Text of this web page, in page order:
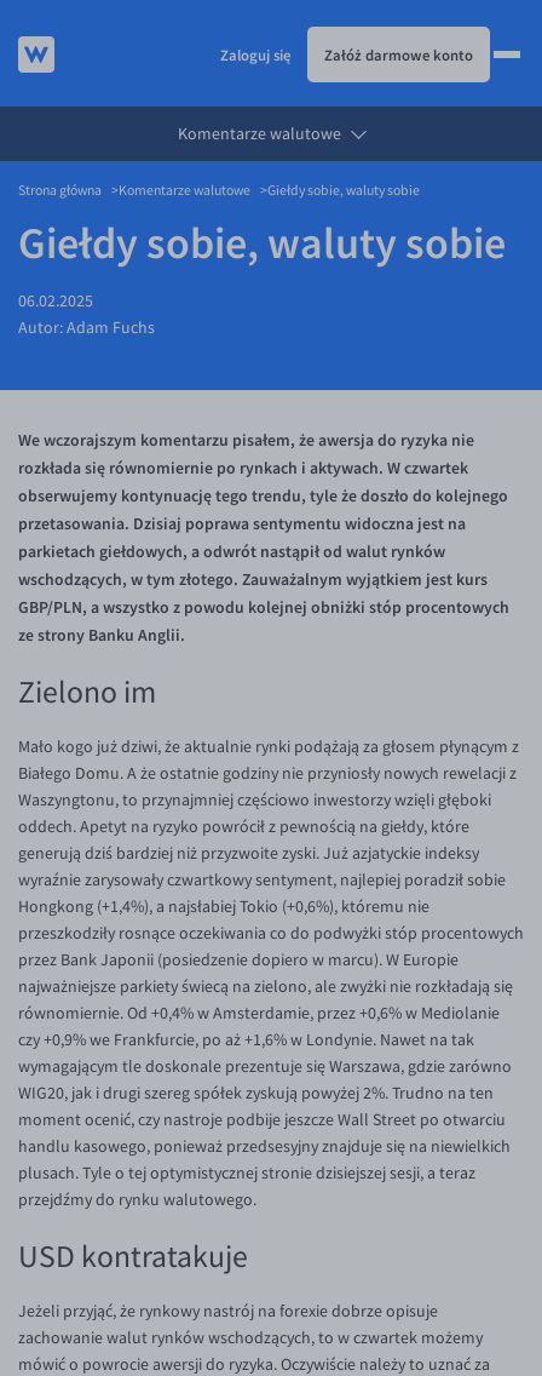
KURSY WALUT
Kursy walut
EUR/PLN
CHF/PLN
DKK/PLN
NOK/PLN
SEK/PLN
Inne pary walutowe
AUD/PLN
BGN/PLN
CAD/PLN
HKD/PLN
HUF/PLN
ILS/PLN
JPY/PLN
NZD/PLN
RON/PLN
SGD/PLN
TRY/PLN
ZAR/PLN
EUR/USD
EUR/GBP
EUR/CHF
EUR/CZK
EUR/NOK
EUR/SEK
KARTA WIELOWALUTOWA
Karta wielowalutowa
PRZELEWY ZAGRANICZNE
DLA FIRM
Partnerstwa
Walutomat Business
Program Afiliacyjny
Prowizje i rabaty
Metody płatności
Banki i przelewy
Aplikacja mobilna
Bezpieczeństwo
Pomoc
Konto i opłaty
Wymiana walut
Banki i przelewy
Przelewy zagraniczne
Słowniczek
Blog
Aktualności
Komentarze walutowe
Poradnik
KONTAKT
Kontakt
Dla mediów
PL
Zaloguj się Załóż darmowe konto
Komentarze walutowe
Strona główna Komentarze walutowe Giełdy sobie, waluty sobie
Giełdy sobie, waluty sobie
06.02.2025
Autor:Adam Fuchs
We wczorajszym komentarzu pisałem, że awersja do ryzyka nie
rozkłada się równomiernie po rynkach i aktywach. W czwartek
obserwujemy kontynuację tego trendu, tyle że doszło do kolejnego
przetasowania. Dzisiaj poprawa sentymentu widoczna jest na
parkietach giełdowych, a odwrót nastąpił od walut rynków
wschodzących, w tym złotego. Zauważalnym wyjątkiem jest kurs
GBP/PLN, a wszystko z powodu kolejnej obniżki stóp procentowych
ze strony Banku Anglii.
Zielono im
Mało kogo już dziwi, że aktualnie rynki podążają za głosem płynącym z
Białego Domu. A że ostatnie godziny nie przyniosły nowych rewelacji z
Waszyngtonu, to przynajmniej częściowo inwestorzy wzięli głęboki
oddech. Apetyt na ryzyko powrócił z pewnością na giełdy, które
generują dziś bardziej niż przyzwoite zyski. Już azjatyckie indeksy
wyraźnie zarysowały czwartkowy sentyment, najlepiej poradził sobie
Hongkong (+1,4%), a najsłabiej Tokio (+0,6%), któremu nie
przeszkodziły rosnące oczekiwania co do podwyżki stóp procentowych
przez Bank Japonii (posiedzenie dopiero w marcu). W Europie
najważniejsze parkiety świecą na zielono, ale zwyżki nie rozkładają się
równomiernie. Od +0,4% w Amsterdamie, przez +0,6% w Mediolanie
czy +0,9% we Frankfurcie, po aż +1,6% w Londynie. Nawet na tak
wymagającym tle doskonale prezentuje się Warszawa, gdzie zarówno
WIG20, jak i drugi szereg spółek zyskują powyżej 2%. Trudno na ten
moment ocenić, czy nastroje podbije jeszcze Wall Street po otwarciu
handlu kasowego, ponieważ przedsesyjny znajduje się na niewielkich
plusach. Tyle o tej optymistycznej stronie dzisiejszej sesji, a teraz
przejdźmy do rynku walutowego.
USD kontratakuje
Jeżeli przyjąć, że rynkowy nastrój na forexie dobrze opisuje
zachowanie walut rynków wschodzących, to w czwartek możemy
mówić o powrocie awersji do ryzyka. Oczywiście należy to uznać za